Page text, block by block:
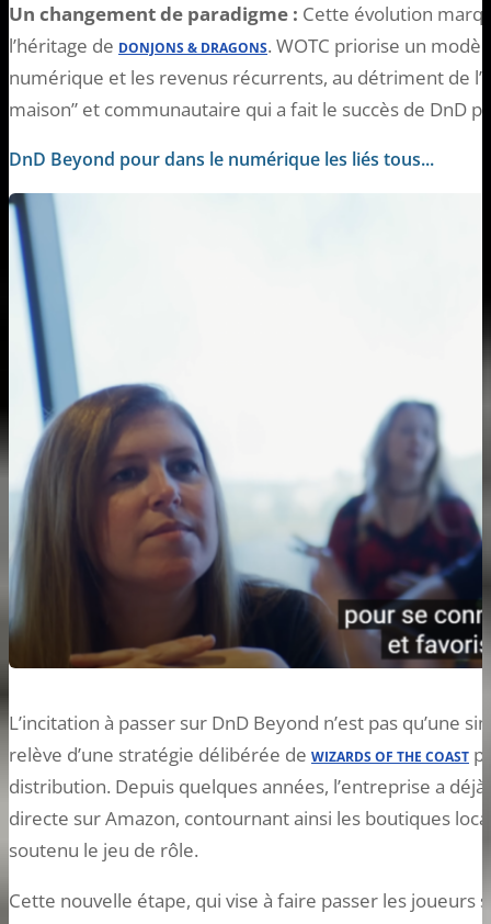
Un changement de paradigme : Cette évolution
l’héritage de DONJONS & DRAGONS. WOTC priorise un
numérique et les revenus récurrents, au détriment de
maison” et communautaire qui a fait le succès de DnD
DnD Beyond pour dans le numérique les liés tous...
L’incitation à passer sur DnD Beyond n’est pas qu’une
relève d’une stratégie délibérée de WIZARDS OF THE COAST
distribution. Depuis quelques années, l’entreprise a
directe sur Amazon, contournant ainsi les boutiques
soutenu le jeu de rôle.
Cette nouvelle étape, qui vise à faire passer les joueurs